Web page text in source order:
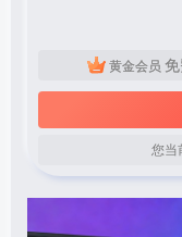
黄金会员
您当